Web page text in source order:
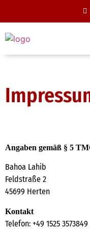
Angaben gemäß § 5
Bahoa Lahib
Feldstraße 2
45699 Herten
Kontakt
Telefon: +49 1525 3573849